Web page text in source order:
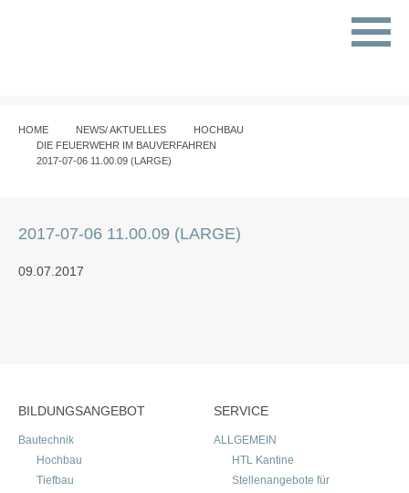
HOME NEWS/ AKTUELLES
HOCHBAU
DIE FEUERWEHR IM BAUVERFAHREN
2017-07-06 11.00.09 (LARGE)
2017-07-06 11.00.09 (LARGE)
09.07.2017
BILDUNGSANGEBOT
Bautechnik
Hochbau
Tiefbau
SERVICE
ALLGEMEIN
HTL Kantine
Stellenangebote für